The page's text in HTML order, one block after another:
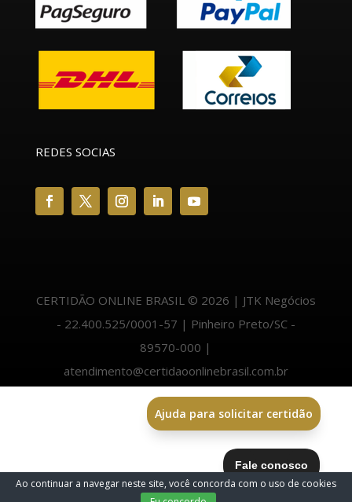
REDES SOCIAS
CERTIDÃO ONLINE BRASIL © 2026 | JTK Negócios
- 22.400.525/0001-57 | Pinheiro Preto/SC -
89570-000 |
atendimento@certidaoonlinebrasil.com.br
Ajuda para solicitar certidão
Ao continuar a navegar neste site, você concorda com o uso de cookies